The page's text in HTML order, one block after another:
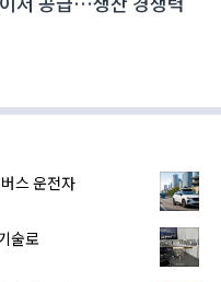
스 운전자
술로